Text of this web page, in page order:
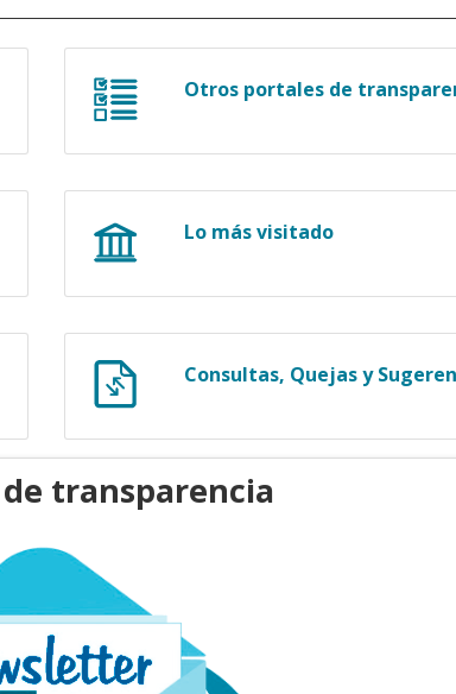
Otros portales de
Lo más visitado
Consultas, Quejas y
transparencia